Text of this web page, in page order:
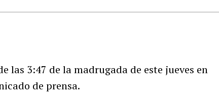
las 3:47 de la madrugada de este jueves en
de prensa.